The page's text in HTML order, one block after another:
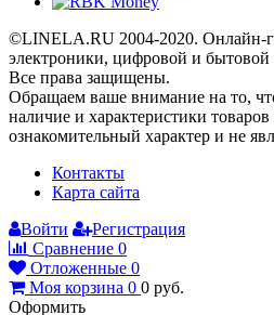
©LINELA.RU 2004-2020. Онлайн-
электроники, цифровой и бытовой
Все права защищены.
Oбращаем вaше внимaние нa то,
наличие и хaрактеристики
ознакомительный харaктер и не
Контакты
Карта сайта
Войти
Регистрация
Сравнение 0
Отложенные 0
Моя корзина 0 0 руб.
Оформить